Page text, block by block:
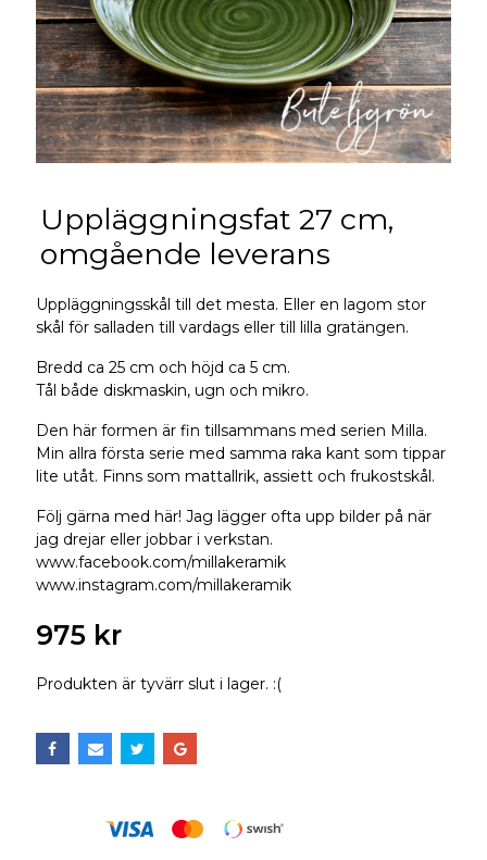
Uppläggningsfat 27 cm,
omgående leverans
Uppläggningsskål till det mesta. Eller en lagom stor
skål för salladen till vardags eller till lilla gratängen.
Bredd ca 25 cm och höjd ca 5 cm.
Tål både diskmaskin, ugn och mikro.
Den här formen är fin tillsammans med serien Milla.
Min allra första serie med samma raka kant som tippar
lite utåt. Finns som mattallrik, assiett och frukostskål.
Följ gärna med här! Jag lägger ofta upp bilder på när
jag drejar eller jobbar i verkstan.
www.facebook.com/millakeramik
www.instagram.com/millakeramik
975 kr
Produkten är tyvärr slut i lager. :(